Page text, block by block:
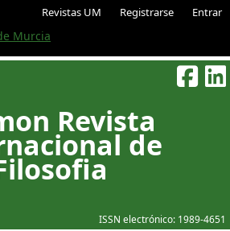
Revistas UM Registrarse Entrar
ISSN electrónico: 1989-4651
Revista
de